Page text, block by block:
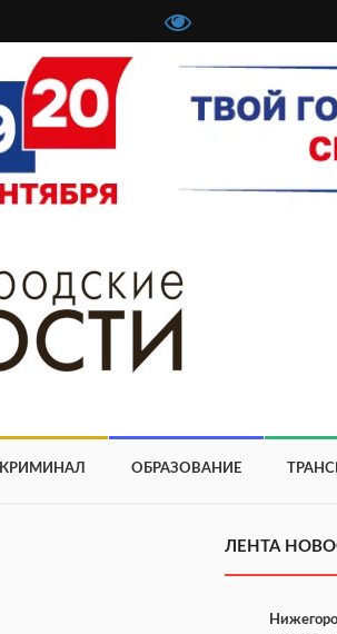
КРИМИНАЛ ОБРАЗОВАНИЕ
ЛЕНТА